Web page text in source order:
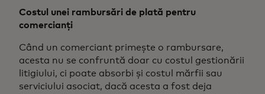
Costul unei rambursări de plată pentru
comercianți
Când un comerciant primește o rambursare,
acesta nu se confruntă doar cu costul gestionării
litigiului, ci poate absorbi și costul mărfii sau
serviciului asociat, dacă acesta a fost deja